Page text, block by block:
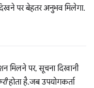
पर बेहतर अनुभव मिलेगा.
मिलने पर, सूचना दिखानी
होता है. जब उपयोगकर्ता